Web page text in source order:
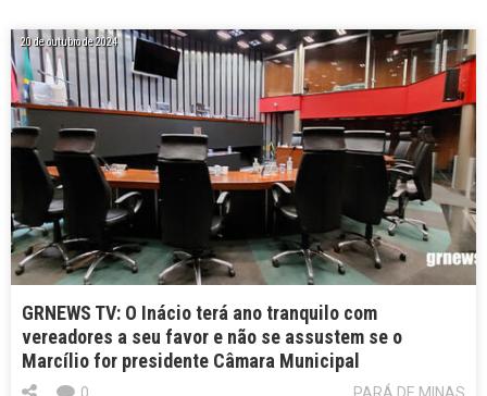
20 de outubro de 2024
GRNEWS TV: O Inácio terá ano tranquilo com
vereadores a seu favor e não se assustem se o
Marcílio for presidente Câmara Municipal